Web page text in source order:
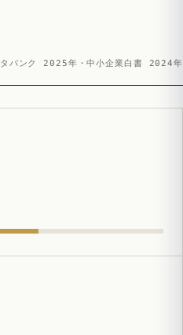
タバンク 2025年・中小企業白書 2024年